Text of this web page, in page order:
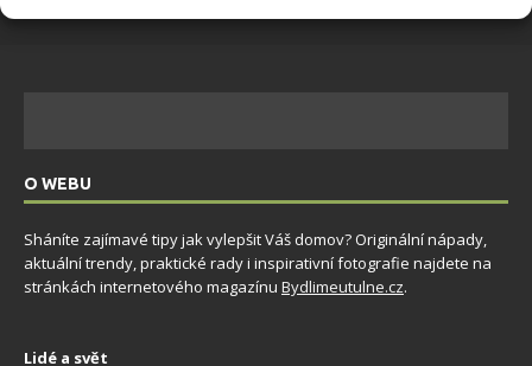
O WEBU
Sháníte zajímavé tipy jak vylepšit Váš domov? Originální nápady,
aktuální trendy, praktické rady i inspirativní fotografie najdete na
stránkách internetového magazínu Bydlimeutulne.cz.
Lidé a svět